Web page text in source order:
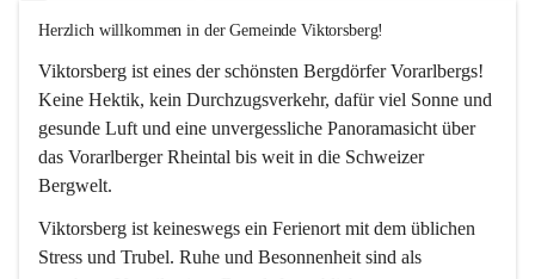
Herzlich willkommen in der Gemeinde Viktorsberg!
Viktorsberg ist eines der schönsten Bergdörfer Vorarlbergs!
Keine Hektik, kein Durchzugsverkehr, dafür viel Sonne und
gesunde Luft und eine unvergessliche Panoramasicht über
das Vorarlberger Rheintal bis weit in die Schweizer
Bergwelt.
Viktorsberg ist keineswegs ein Ferienort mit dem üblichen
Stress und Trubel. Ruhe und Besonnenheit sind als